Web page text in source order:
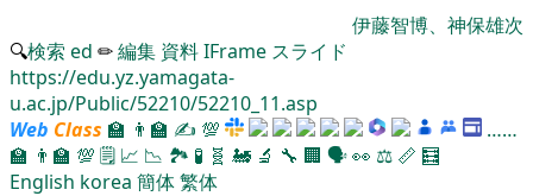
伊藤智博、神保雄次
🔍検索 ed ✏編集 資料IFrame スライド
https://edu.yz.yamagata-
u.ac.jp/Public/52210/52210_11.asp
Web Class 🏫 👨‍🏫 ✍ 💯
……
🏫 👨‍🏫 💯 🗒️ 📈 📉 🏞 🧪 🧬 🚂 🔬 🔧 🏢 🗣️👀 ⚖️ 📏 🧮
English korea 簡体繁体